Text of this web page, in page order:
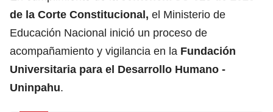
de la Corte Constitucional, el Ministerio de
Educación Nacional inició un proceso de
acompañamiento y vigilancia en la Fundación
Universitaria para el Desarrollo Humano -
Uninpahu.